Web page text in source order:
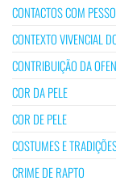
CONTACTOS COM
CONTEXTO VIVENCIAL
CONTRIBUIÇÃO DA
COR DA PELE
COR DE PELE
COSTUMES E
CRIME DE RAPTO